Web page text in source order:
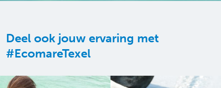
Deel ook jouw ervaring met
#EcomareTexel